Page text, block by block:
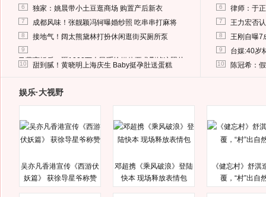
6 独家：姚晨带小土豆逛商场 购置产后新衣
7 成都风味！张靓颖冯轲曝婚纱照 吃串串打麻将
8 接地气！阔太熊黛林打扮休闲逛街买厕所泵
9
马蓉离婚后，砸1000万人民币给媒体要求删掉这照片
10 甜到腻！黄晓明上海庆生 Baby挺孕肚送蛋糕
6 律师：于
7 王力宏否
8 王刚自曝7
9 台媒:40岁
10 陈冠希：
娱乐·大视野
吴亦凡香港宣传《西游伏
妖篇》 获徐导星爷称赞
邓超携《乘风破浪》登陆
快本 现场释放表情包
《健忘村》舒淇
覆，“村”出自